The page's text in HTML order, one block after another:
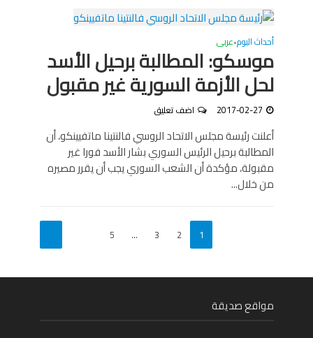
أحداث اليوم•عربى
موسكو: المطالبة برحيل الأسد
لحل الأزمة السورية غير مقبول
2017-02-27 اضف تعليق
أعلنت رئيسة مجلس الاتحاد الروسي فالنتينا ماتفيينكو، أن
المطالبة برحيل الرئيس السوري بشار الأسد فورا غير
مقبولة، مؤكدة أن الشعب السوري يجب أن يقرر مصيره
من خلال...
1
2
3
…
5
مواقع صديقة